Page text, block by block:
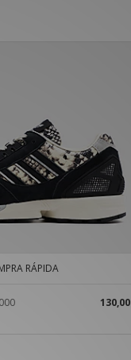
RÁPIDA